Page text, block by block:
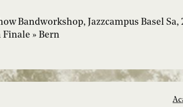
Bandworkshop, Jazzcampus Basel Sa,
» Bern